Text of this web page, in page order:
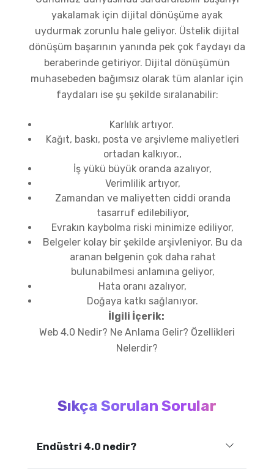
yakalamak için dijital dönüşüme ayak
uydurmak zorunlu hale geliyor. Üstelik dijital
dönüşüm başarının yanında pek çok faydayı da
beraberinde getiriyor. Dijital dönüşümün
muhasebeden bağımsız olarak tüm alanlar için
faydaları ise şu şekilde sıralanabilir:
Karlılık artıyor.
Kağıt, baskı, posta ve arşivleme maliyetleri
ortadan kalkıyor.,
İş yükü büyük oranda azalıyor,
Verimlilik artıyor,
Zamandan ve maliyetten ciddi oranda
tasarruf edilebiliyor,
Evrakın kaybolma riski minimize ediliyor,
Belgeler kolay bir şekilde arşivleniyor. Bu da
aranan belgenin çok daha rahat
bulunabilmesi anlamına geliyor,
Hata oranı azalıyor,
Doğaya katkı sağlanıyor.
İlgili İçerik:
Web 4.0 Nedir? Ne Anlama Gelir? Özellikleri
Nelerdir?
Sıkça Sorulan Sorular
Endüstri 4.0 nedir?